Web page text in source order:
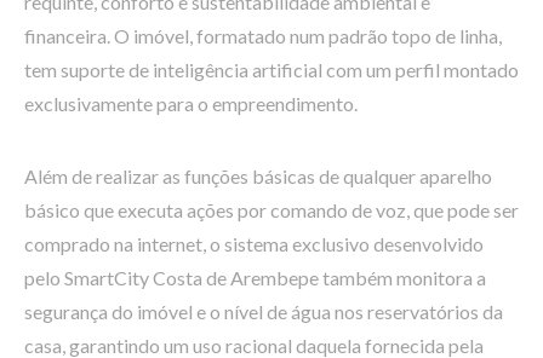
financeira. O imóvel, formatado num padrão topo de linha,
tem suporte de inteligência artificial com um perfil montado
exclusivamente para o empreendimento.
Além de realizar as funções básicas de qualquer aparelho
básico que executa ações por comando de voz, que pode ser
comprado na internet, o sistema exclusivo desenvolvido
pelo SmartCity Costa de Arembepe também monitora a
segurança do imóvel e o nível de água nos reservatórios da
casa, garantindo um uso racional daquela fornecida pela